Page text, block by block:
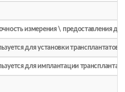
измерения \ предоставления
для установки трансплантатов
для имплантации